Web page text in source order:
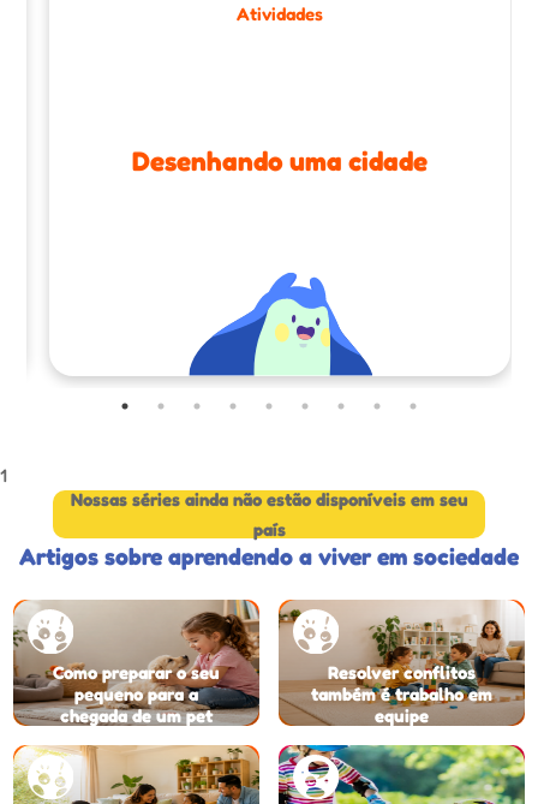
Atividades
Desenhando uma cidade
1
Nossas séries ainda não estão disponíveis em seu
país
Artigos sobre aprendendo a viver em sociedade
Como preparar o seu
pequeno para a
chegada de um pet
Resolver conflitos
também é trabalho em
equipe